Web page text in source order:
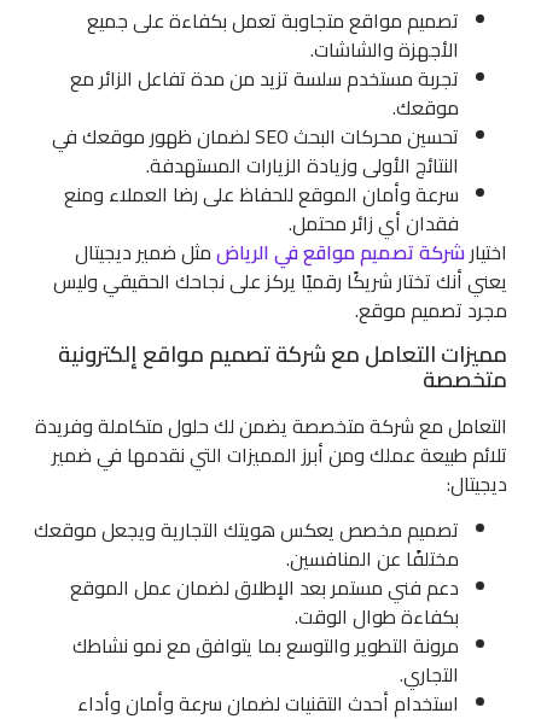
تصميم مواقع متجاوبة تعمل بكفاءة على جميع
الأجهزة والشاشات.
تجربة مستخدم سلسة تزيد من مدة تفاعل الزائر مع
موقعك.
تحسين محركات البحث SEO لضمان ظهور موقعك في
النتائج الأولى وزيادة الزيارات المستهدفة.
سرعة وأمان الموقع للحفاظ على رضا العملاء ومنع
فقدان أي زائر محتمل.
اختيارشركة تصميم مواقع في الرياضمثل ضمير ديجيتال
يعني أنك تختار شريكًا رقميًا يركز على نجاحك الحقيقي وليس
مجرد تصميم موقع.
مميزات التعامل مع شركة تصميم مواقع إلكترونية
متخصصة
التعامل مع شركة متخصصة يضمن لك حلول متكاملة وفريدة
تلائم طبيعة عملك ومن أبرز المميزات التي نقدمها في ضمير
ديجيتال:
تصميم مخصص يعكس هويتك التجارية ويجعل موقعك
مختلفًا عن المنافسين.
دعم فني مستمر بعد الإطلاق لضمان عمل الموقع
بكفاءة طوال الوقت.
مرونة التطوير والتوسع بما يتوافق مع نمو نشاطك
التجاري.
استخدام أحدث التقنيات لضمان سرعة وأمان وأداء